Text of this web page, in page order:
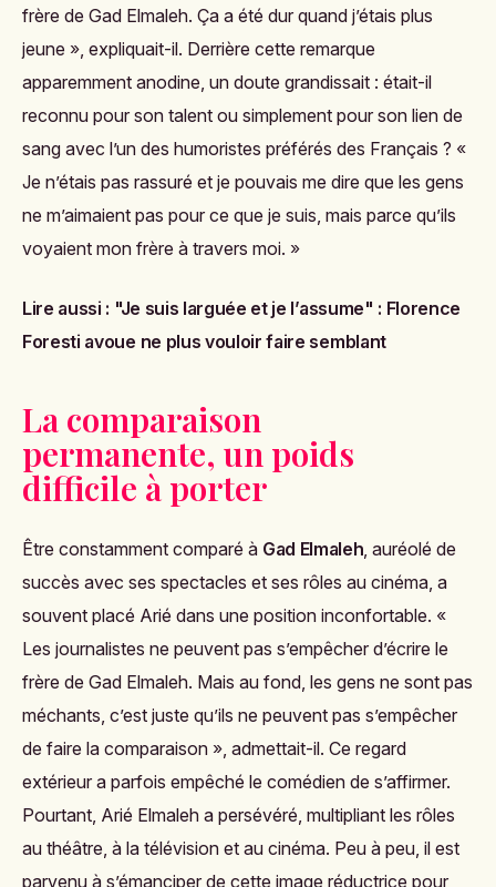
frère de Gad Elmaleh. Ça a été dur quand j’étais plus
jeune », expliquait-il. Derrière cette remarque
apparemment anodine, un doute grandissait : était-il
reconnu pour son talent ou simplement pour son lien de
sang avec l’un des humoristes préférés des Français ? «
Je n’étais pas rassuré et je pouvais me dire que les gens
ne m’aimaient pas pour ce que je suis, mais parce qu’ils
voyaient mon frère à travers moi. »
Lire aussi : "Je suis larguée et je l’assume" : Florence
Foresti avoue ne plus vouloir faire semblant
La comparaison
permanente, un poids
difficile à porter
Être constamment comparé à Gad Elmaleh , auréolé de
succès avec ses spectacles et ses rôles au cinéma, a
souvent placé Arié dans une position inconfortable. «
Les journalistes ne peuvent pas s’empêcher d’écrire le
frère de Gad Elmaleh. Mais au fond, les gens ne sont pas
méchants, c’est juste qu’ils ne peuvent pas s’empêcher
de faire la comparaison », admettait-il. Ce regard
extérieur a parfois empêché le comédien de s’affirmer.
Pourtant, Arié Elmaleh a persévéré, multipliant les rôles
au théâtre, à la télévision et au cinéma. Peu à peu, il est
parvenu à s’émanciper de cette image réductrice pour